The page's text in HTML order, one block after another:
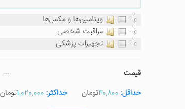
ویتامین‌ها و مکمل‌ها
مراقبت شخصی
تجهیزات پزشکی
قیمت
حداقل: 40,800تومان حداکثر: 1,020,000تومان